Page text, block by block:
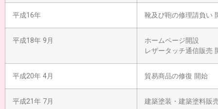
平成16年 靴及び鞄の修理請負い
平成18年 9月
ホームページ開設
レザータッチ通信販売
平成20年 4月 貿易商品の修復 開始
平成21年 7月 建築塗装・建築塗料販